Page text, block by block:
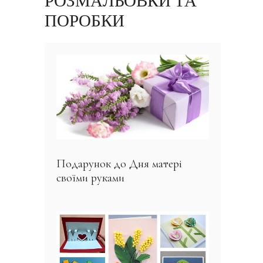
ПОРОБКИ
Подарунок до Дня матері
своїми руками